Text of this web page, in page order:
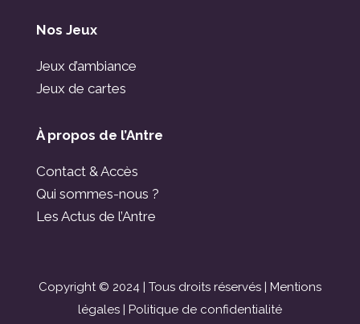
Nos Jeux
Jeux d’ambiance
Jeux de cartes
À propos de l’Antre
Contact & Accès
Qui sommes-nous ?
Les Actus de l’Antre
Copyright © 2024 | Tous droits réservés | Mentions
légales| Politique de confidentialité